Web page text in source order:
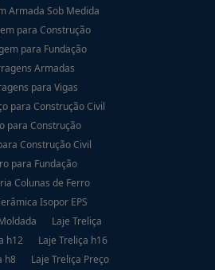
Armada Sob Medida
para Construção
para Fundação
Armadas
para Vigas
para Construção Civil
para Construção
Construção Civil
para Fundação
Colunas de Ferro
Isopor EPS
Laje Treliça
h12
Laje Treliça h16
h8
Laje Treliça Preço